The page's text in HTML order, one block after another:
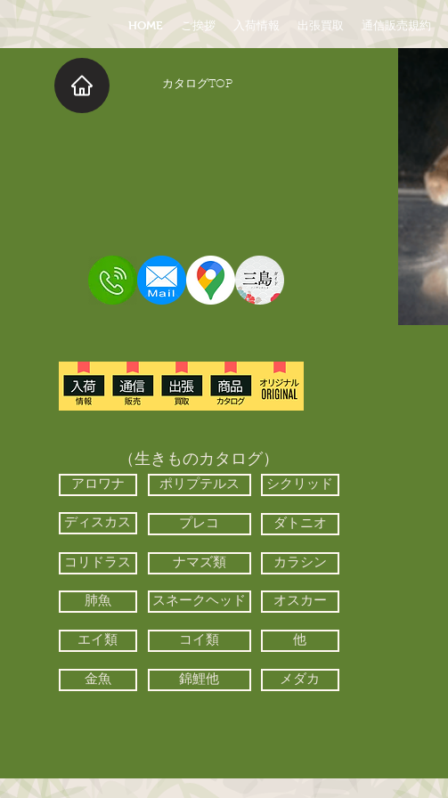
HOME ご挨拶 入荷情報 出張買取 通信販売規約
​カタログTOP
（生きものカタログ）
アロワナ ポリプテルス シクリッド
ディスカス プレコ ダトニオ
コリドラス ナマズ類 カラシン
肺魚 スネークヘッド オスカー
エイ類 コイ類 他
金魚 錦鯉他 メダカ